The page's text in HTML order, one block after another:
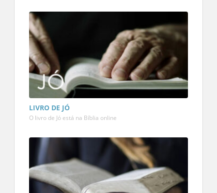
LIVRO DE JÓ
O livro de Jó está na Bíblia online